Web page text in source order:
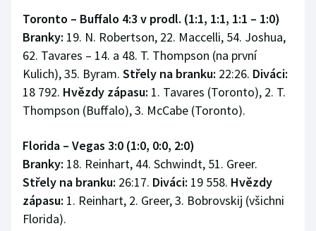
Toronto – Buffalo 4:3 v prodl. (1:1, 1:1, 1:1 – 1:0)
Branky: 19. N. Robertson, 22. Maccelli, 54. Joshua,
62. Tavares – 14. a 48. T. Thompson (na první
Kulich), 35. Byram. Střely na branku: 22:26. Diváci:
18 792. Hvězdy zápasu: 1. Tavares (Toronto), 2. T.
Thompson (Buffalo), 3. McCabe (Toronto).
Florida – Vegas 3:0 (1:0, 0:0, 2:0)
Branky: 18. Reinhart, 44. Schwindt, 51. Greer.
Střely na branku: 26:17. Diváci: 19 558. Hvězdy
zápasu: 1. Reinhart, 2. Greer, 3. Bobrovskij (všichni
Florida).